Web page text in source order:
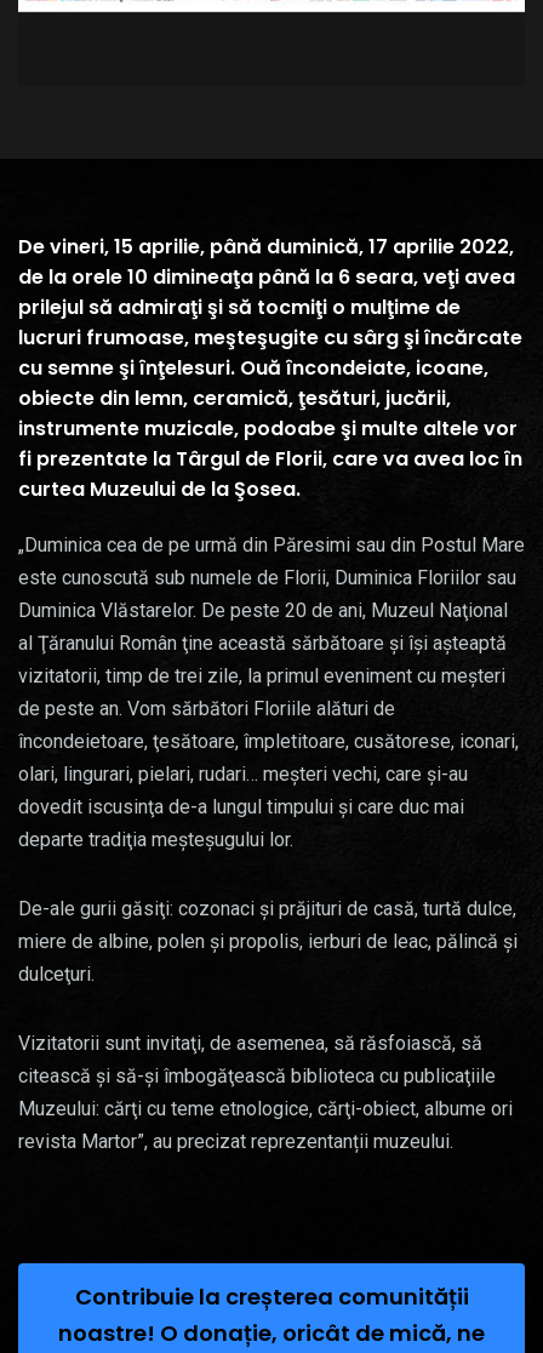
De vineri, 15 aprilie, până duminică, 17 aprilie 2022,
de la orele 10 dimineaţa până la 6 seara, veţi avea
prilejul să admiraţi şi să tocmiţi o mulţime de
lucruri frumoase, meşteşugite cu sârg şi încărcate
cu semne şi înţelesuri. Ouă încondeiate, icoane,
obiecte din lemn, ceramică, ţesături, jucării,
instrumente muzicale, podoabe şi multe altele vor
fi prezentate la Târgul de Florii, care va avea loc în
curtea Muzeului de la Şosea.
„Duminica cea de pe urmă din Păresimi sau din Postul Mare
este cunoscută sub numele de Florii, Duminica Floriilor sau
Duminica Vlăstarelor. De peste 20 de ani, Muzeul Naţional
al Ţăranului Român ţine această sărbătoare şi îşi aşteaptă
vizitatorii, timp de trei zile, la primul eveniment cu meşteri
de peste an. Vom sărbători Floriile alături de
încondeietoare, ţesătoare, împletitoare, cusătorese, iconari,
olari, lingurari, pielari, rudari… meşteri vechi, care şi-au
dovedit iscusinţa de-a lungul timpului şi care duc mai
departe tradiţia meşteşugului lor.
De-ale gurii găsiţi: cozonaci şi prăjituri de casă, turtă dulce,
miere de albine, polen şi propolis, ierburi de leac, pălincă şi
dulceţuri.
Vizitatorii sunt invitaţi, de asemenea, să răsfoiască, să
citească şi să-şi îmbogăţească biblioteca cu publicaţiile
Muzeului: cărţi cu teme etnologice, cărţi-obiect, albume ori
revista Martor”, au precizat reprezentanții muzeului.
Contribuie la creșterea comunității
noastre! O donație, oricât de mică, ne